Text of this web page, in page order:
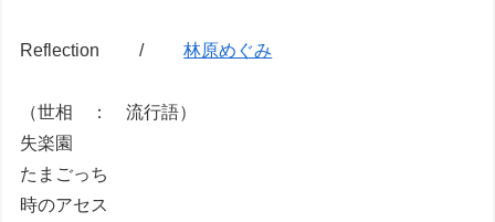
Reflection /林原めぐみ
（世相 ： 流行語）
失楽園
たまごっち
時のアセス